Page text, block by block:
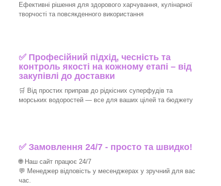
Ефективні рішення для здорового харчування, кулінарної
творчості та повсякденного використання
✅ Професійний підхід, чесність та
контроль якості на кожному етапі – від
закупівлі до доставки
🛒 Від простих приправ до рідкісних суперфудів та
морських водоростей — все для ваших цілей та бюджету
✅ Замовлення 24/7 - просто та швидко!
🌐 Наш сайт працює 24/7
💬 Менеджер відповість у месенджерах у зручний для вас
час.